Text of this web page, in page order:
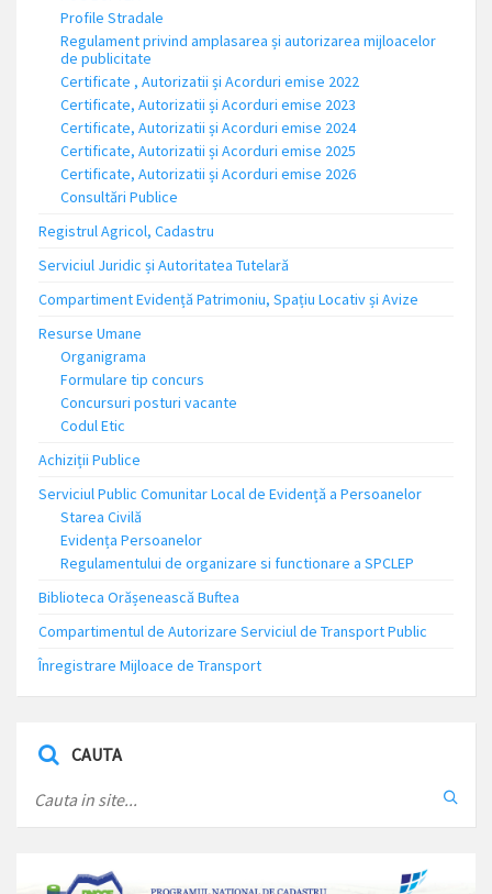
Profile Stradale
Regulament privind amplasarea și autorizarea mijloacelor
de publicitate
Certificate , Autorizatii și Acorduri emise 2022
Certificate, Autorizatii și Acorduri emise 2023
Certificate, Autorizatii și Acorduri emise 2024
Certificate, Autorizatii și Acorduri emise 2025
Certificate, Autorizatii și Acorduri emise 2026
Consultări Publice
Registrul Agricol, Cadastru
Serviciul Juridic și Autoritatea Tutelară
Compartiment Evidență Patrimoniu, Spațiu Locativ și Avize
Resurse Umane
Organigrama
Formulare tip concurs
Concursuri posturi vacante
Codul Etic
Achiziții Publice
Serviciul Public Comunitar Local de Evidență a Persoanelor
Starea Civilă
Evidența Persoanelor
Regulamentului de organizare si functionare a SPCLEP
Biblioteca Orășenească Buftea
Compartimentul de Autorizare Serviciul de Transport Public
Înregistrare Mijloace de Transport
CAUTA